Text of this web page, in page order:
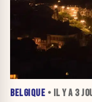
BELGIQUE • IL Y A 3